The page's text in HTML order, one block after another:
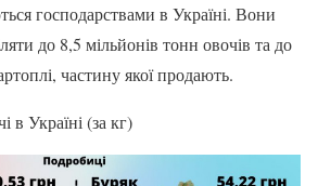
господарствами в Україні. Вони
до 8,5 мільйонів тонн овочів та до
частину якої продають.
в Україні (за кг)